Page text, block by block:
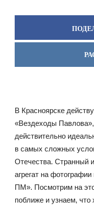
В Красноярске
«Вездеходы
действительно
в самых сложных
Отечества. Странный
агрегат на
ПМ». Посмотрим на
поближе и узнаем, что